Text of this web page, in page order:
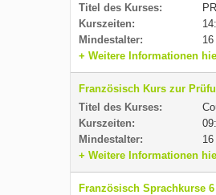
Titel des Kurses:
Kurszeiten:
Mindestalter:
16
+ Weitere Informationen
Französisch Kurs zur
Titel des Kurses:
Kurszeiten:
Mindestalter:
16
+ Weitere Informationen
Französisch Sprachkurse